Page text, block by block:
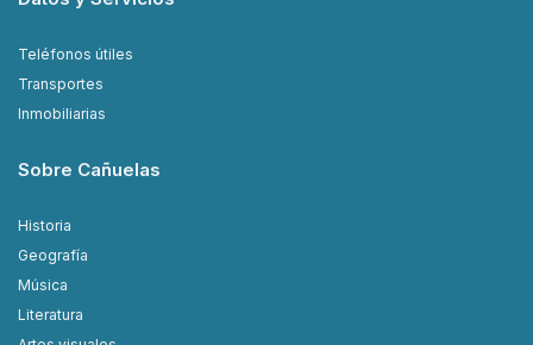
Teléfonos útiles
Transportes
Inmobiliarias
Sobre Cañuelas
Historia
Geografía
Música
Literatura